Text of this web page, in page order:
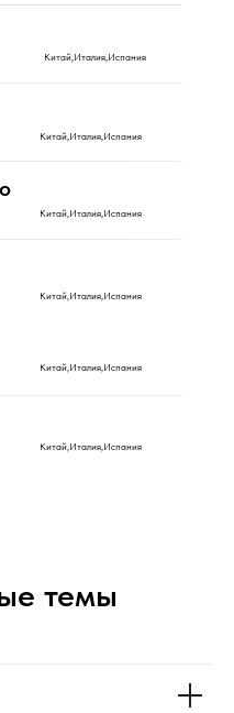
Китай,Италия,Испания
Китай,Италия,Испания
Китай,Италия,Испания
Китай,Италия,Испания
Китай,Италия,Испания
Китай,Италия,Испания
темы